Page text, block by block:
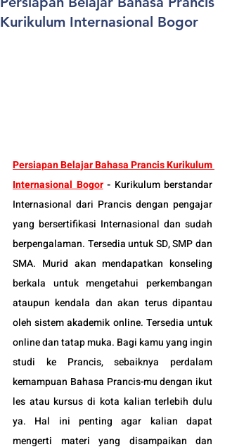
Kurikulum Internasional Bogor
Persiapan Belajar Bahasa Prancis Kurikulum
Internasional Bogor - Kurikulum berstandar
Internasional dari Prancis dengan pengajar
yang bersertifikasi Internasional dan sudah
berpengalaman. Tersedia untuk SD, SMP dan
SMA. Murid akan mendapatkan konseling
berkala untuk mengetahui perkembangan
ataupun kendala dan akan terus dipantau
oleh sistem akademik online. Tersedia untuk
online dan tatap muka. Bagi kamu yang ingin
studi ke Prancis, sebaiknya perdalam
kemampuan Bahasa Prancis-mu dengan ikut
les atau kursus di kota kalian terlebih dulu
ya. Hal ini penting agar kalian dapat
mengerti materi yang disampaikan dan